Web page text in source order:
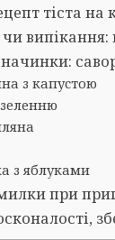
тіста на
випікання:
з капустою
з яблуками
при